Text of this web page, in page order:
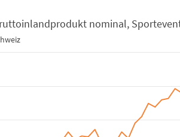
nominal,
data points.
Bruttoinlandprodukt nominal, Sportevent-bereinigt
axis displaying Time. Data ranges from
axis displaying Prozent. Data ranges from
nominal,